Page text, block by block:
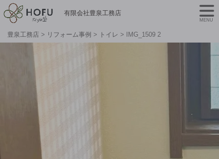
有限会社豊泉工務店
豊泉工務店 > リフォーム事例 > トイレ > IMG_1509 2
MENU